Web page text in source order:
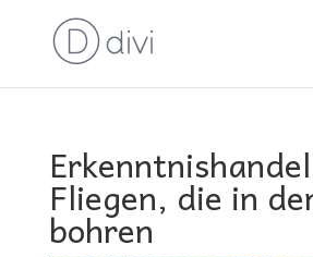
Fliegen, die in
bohren